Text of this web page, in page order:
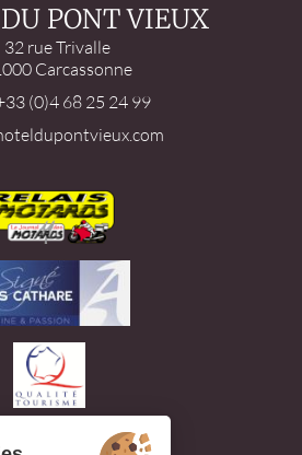
PONT VIEUX
32 rue Trivalle
Carcassonne
(0)4 68 25 24 99